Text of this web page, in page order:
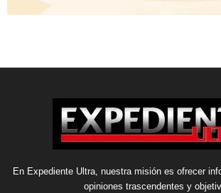
En Expediente Ultra, nuestra misión es ofrecer
opiniones trascendentes y